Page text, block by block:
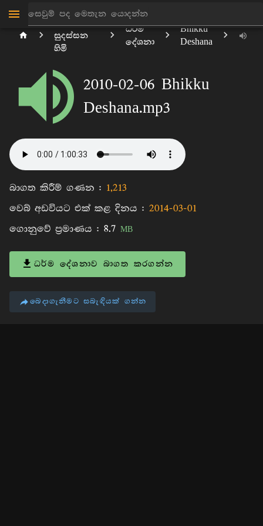
සුදස්සන
හිමි
ධර්ම
දේශනා
Bhikku
Deshana
2010-02-06 Bhikku
Deshana.mp3
බාගත කිරීම් ගණන : 1,213
වෙබ් අඩවියට එක් කළ දිනය : 2014-03-01
ගොනුවේ ප්‍රමාණය : 8.7 MB
ධර්ම දේශනාව බාගත කරගන්න
බෙදාගැනීමට සබැඳියක් ගන්න